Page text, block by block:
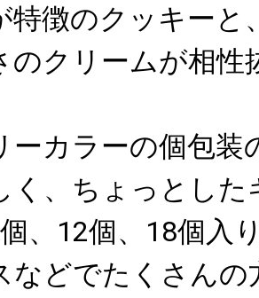
特徴のクッキーと
のクリームが相性
ーカラーの個包装
く、ちょっとし
、12個、18個入
などでたくさん